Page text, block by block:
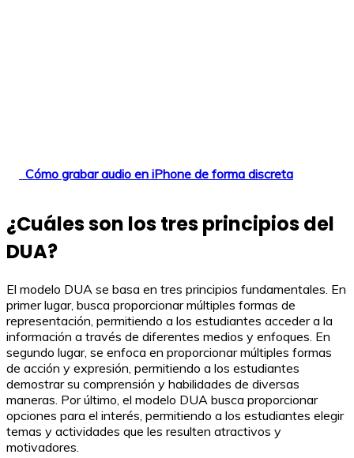
Cómo grabar audio en iPhone de forma discreta
¿Cuáles son los tres principios del
DUA?
El modelo DUA se basa en tres principios fundamentales. En
primer lugar, busca proporcionar múltiples formas de
representación, permitiendo a los estudiantes acceder a la
información a través de diferentes medios y enfoques. En
segundo lugar, se enfoca en proporcionar múltiples formas
de acción y expresión, permitiendo a los estudiantes
demostrar su comprensión y habilidades de diversas
maneras. Por último, el modelo DUA busca proporcionar
opciones para el interés, permitiendo a los estudiantes elegir
temas y actividades que les resulten atractivos y
motivadores.